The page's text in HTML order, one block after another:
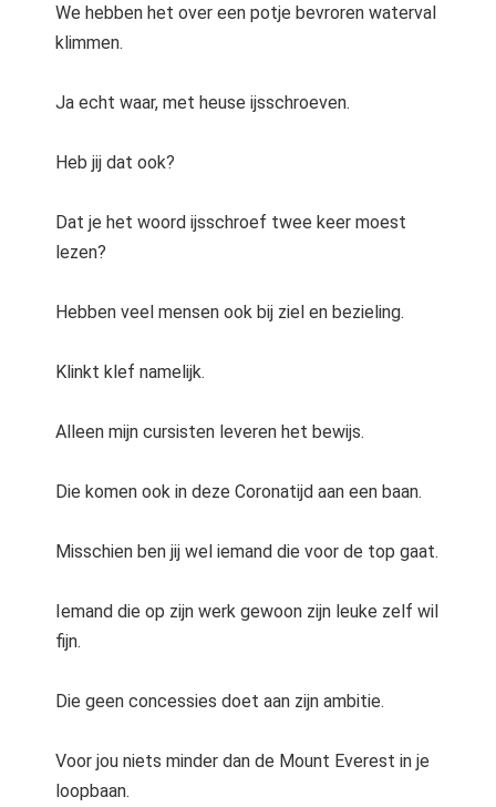
We hebben het over een potje bevroren waterval
klimmen.
Ja echt waar, met heuse ijsschroeven.
Heb jij dat ook?
Dat je het woord ijsschroef twee keer moest
lezen?
Hebben veel mensen ook bij ziel en bezieling.
Klinkt klef namelijk.
Alleen mijn cursisten leveren het bewijs.
Die komen ook in deze Coronatijd aan een baan.
Misschien ben jij wel iemand die voor de top gaat.
Iemand die op zijn werk gewoon zijn leuke zelf wil
fijn.
Die geen concessies doet aan zijn ambitie.
Voor jou niets minder dan de Mount Everest in je
loopbaan.